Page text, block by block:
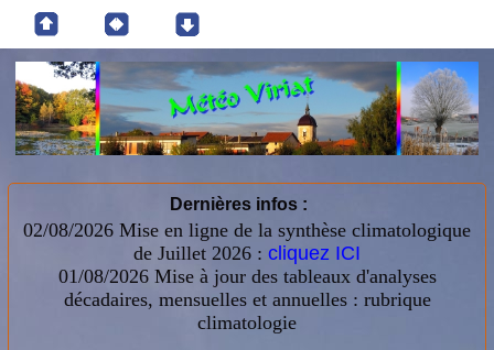
Dernières infos :
02/08/2026 Mise en ligne de la synthèse climatologique
de Juillet 2026 : cliquez ICI
01/08/2026 Mise à jour des tableaux d'analyses
décadaires, mensuelles et annuelles : rubrique
climatologie